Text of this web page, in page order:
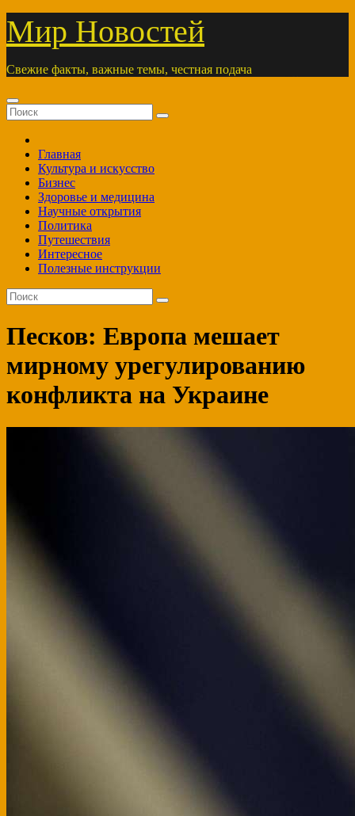
Перейти
содержимому
Мир Новостей
Свежие факты, важные темы, честная подача
Главная
Культура и искусство
Бизнес
Здоровье и медицина
Научные открытия
Политика
Путешествия
Интересное
Полезные инструкции
Песков: Европа мешает
мирному урегулированию
конфликта на Украине